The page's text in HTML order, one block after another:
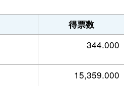
得票数
344.000
15,359.000